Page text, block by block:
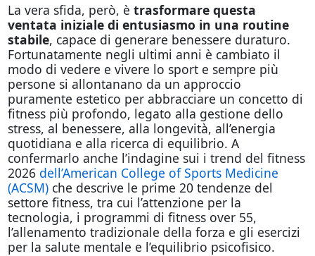
La vera sfida, però, è trasformare questa
ventata iniziale di entusiasmo in una routine
stabile, capace di generare benessere duraturo.
Fortunatamente negli ultimi anni è cambiato il
modo di vedere e vivere lo sport e sempre più
persone si allontanano da un approccio
puramente estetico per abbracciare un concetto di
fitness più profondo, legato alla gestione dello
stress, al benessere, alla longevità, all’energia
quotidiana e alla ricerca di equilibrio. A
confermarlo anche l’indagine sui i trend del fitness
2026 dell’American College of Sports Medicine
(ACSM)che descrive le prime 20 tendenze del
settore fitness, tra cui l’attenzione per la
tecnologia, i programmi di fitness over 55,
l’allenamento tradizionale della forza e gli esercizi
per la salute mentale e l’equilibrio psicofisico.